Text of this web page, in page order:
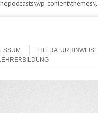
LITERATURHINWEISE